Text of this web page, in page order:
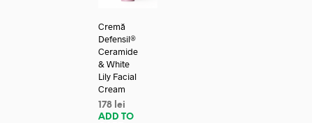
Cremă
Defensil®
Ceramide
& White
Lily Facial
Cream
178 lei
ADD TO